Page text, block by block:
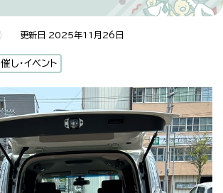
更新日 2025年11月26日
催し・イベント